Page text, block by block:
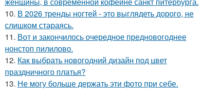
10. В 2026 тренды ногтей - это выглядеть дорого, не
слишком стараясь.
11. Вот и закончилось очередное предновогоднее
нонстоп пилилово.
12. Как выбрать новогодний дизайн под цвет
праздничного платья?
13. Не могу больше держать эти фото при себе.